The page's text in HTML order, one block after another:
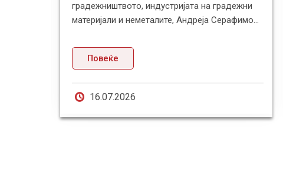
градежништвото, индустријата на градежни
материјали и неметалите, Андреја Серафимо...
Повеќе
16.07.2026